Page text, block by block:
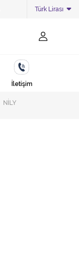
Türk Lirası
İletişim
NİLY